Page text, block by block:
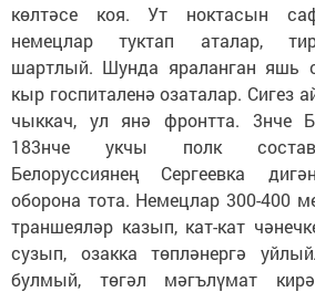
көлтәсе коя. Ут ноктасын
немецлар туктап аталар,
шартлый. Шунда яраланган яшь
кыр госпиталенә озаталар. Сигез
чыккач, ул янә фронтта. 3нче
183нче укчы полк
Белоруссиянең Сергеевка
оборона тота. Немецлар 300-400
траншеяләр казып, кат-кат
сузып, озакка төпләнергә
булмый, төгәл мәгълүмат